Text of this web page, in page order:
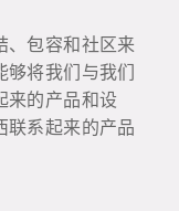
、包容和社区来
将我们与我们
来的产品和设
联系起来的产品